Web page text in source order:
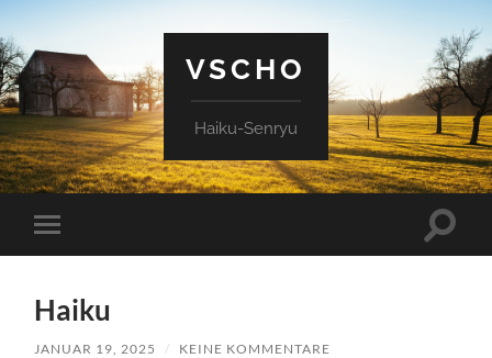
VSCHO
Haiku-Senryu
Mobile-
Menü
Haiku
JANUAR 19, 2025 / KEINE KOMMENTARE